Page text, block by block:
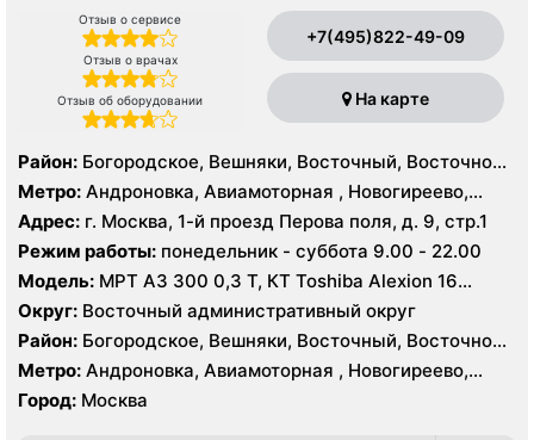
Отзыв о сервисе
Отзыв о врачах
Отзыв об оборудовании
+7(495)822-49-09
На карте
Район: Богородское, Вешняки, Восточный, Восточное
Измайлово, Гольяново, Ивановское, Измайлово,
Косино-Ухтомский, Метрогородок, Новогиреево,
Новокосино, Перово, Преображенское, Северное
Измайлово, Соколиная Гора, Лефортово,
Нижегородский, Рязанский
Метро: Андроновка, Авиамоторная , Новогиреево,
Новокосино, Перово, Соколиная гора, Шоссе
Энтузиастов
Адрес: г. Москва, 1-й проезд Перова поля, д. 9, стр.1
Режим работы: понедельник - суббота 9.00 - 22.00
Модель: МРТ АЗ 300 0,3 Т, КТ Toshiba Alexion 16
срезов
Округ: Восточный административный округ
Район: Богородское, Вешняки, Восточный, Восточное
Измайлово, Гольяново, Ивановское, Измайлово,
Косино-Ухтомский, Метрогородок, Новогиреево,
Новокосино, Перово, Преображенское, Северное
Метро: Андроновка, Авиамоторная , Новогиреево,
Новокосино, Перово, Соколиная гора, Шоссе
Энтузиастов
Город: Москва